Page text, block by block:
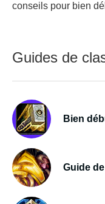
conseils pour bien
Guides de
Bien
Guide